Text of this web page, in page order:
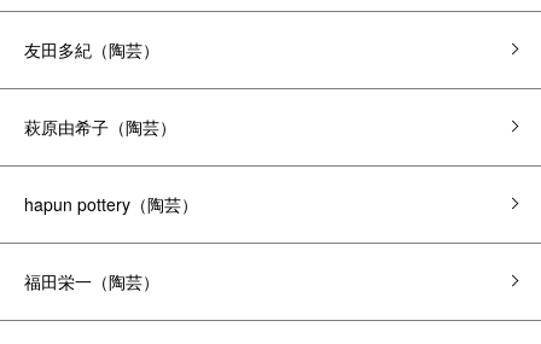
友田多紀（陶芸）
萩原由希子（陶芸）
hapun pottery（陶芸）
福田栄一（陶芸）